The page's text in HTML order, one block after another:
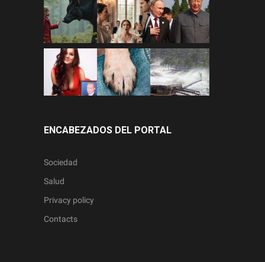
ENCABEZADOS DEL PORTAL
Sociedad
Salud
Privacy policy
Contacts